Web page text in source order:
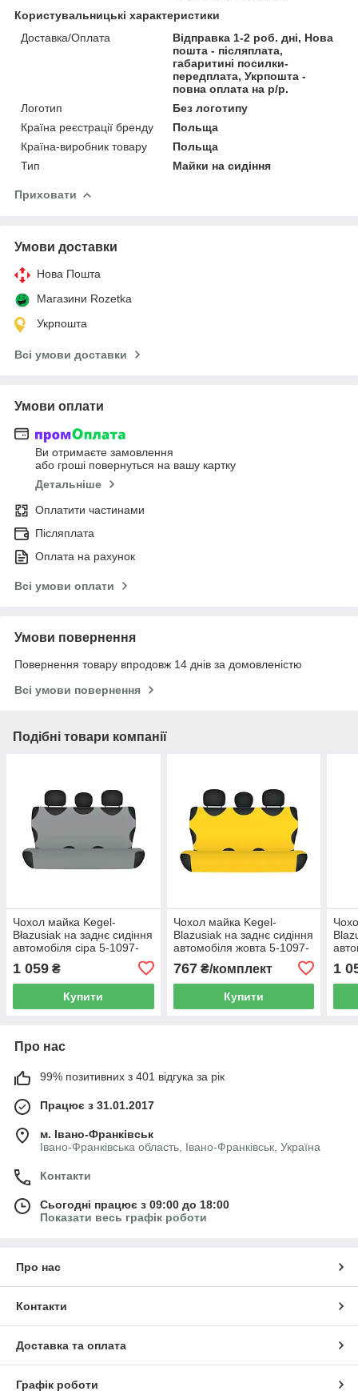
Користувальницькі характеристики
Доставка/Оплата
Відправка 1-2 роб. дні, Нова
пошта - післяплата,
габаритині посилки-
передплата, Укрпошта -
повна оплата на р/р.
Логотип
Без логотипу
Країна реєстрації бренду
Польща
Країна-виробник товару
Польща
Тип
Майки на сидіння
Приховати
Умови доставки
Нова Пошта
Магазини Rozetka
Укрпошта
Всі умови доставки
Умови оплати
Ви отримаєте замовлення
або гроші повернуться на вашу картку
Детальніше
Оплатити частинами
Післяплата
Оплата на рахунок
Всі умови оплати
Умови повернення
Повернення товару впродовж 14 днів за домовленістю
Всі умови повернення
Подібні товари компанії
Чохол майка Kegel-
Błazusiak на заднє сидіння
автомобіля сіра 5-1097-
1 059 ₴
Купити
Чохол майка Kegel-
Blazusiak на заднє сидіння
автомобіля жовта 5-1097-
767₴/комплект
Купити
1
Про нас
99% позитивних з 401 відгука за рік
Працює з 31.01.2017
м. Івано-Франківськ
Івано-Франківська область, Івано-Франківськ, Україна
Контакти
Сьогодні працює з 09:00 до 18:00
Показати весь графік роботи
Про нас
Контакти
Доставка та оплата
Графік роботи